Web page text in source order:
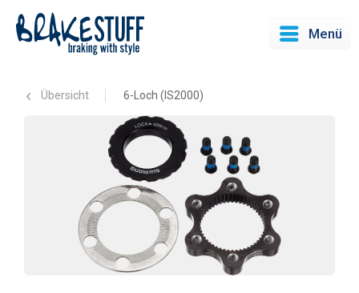
Menü
Übersicht 6-Loch (IS2000)